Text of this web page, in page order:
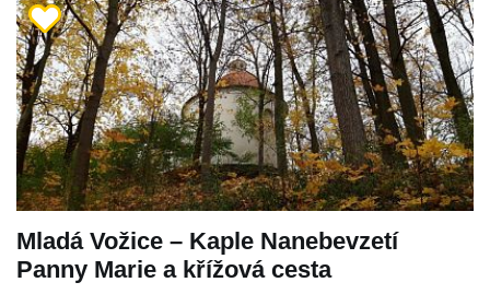
Mladá Vožice – Kaple Nanebevzetí
Panny Marie a křížová cesta